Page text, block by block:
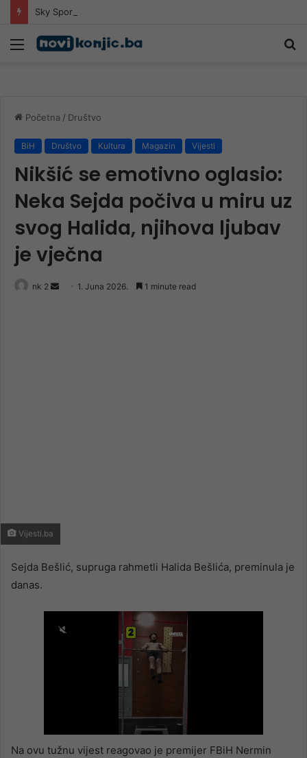
Meni
Početna / Društvo
BiH Društvo Kultura Magazin Vijesti
Nikšić se emotivno oglasio:
Neka Sejda počiva u miru uz
svog Halida, njihova ljubav
je vječna
nk 2
Send 1. Juna 2026. 1 minute read
Vijesti.ba
Sejda Bešlić, supruga rahmetli Halida Bešlića, preminula je
danas.
Na ovu tužnu vijest reagovao je premijer FBiH Nermin